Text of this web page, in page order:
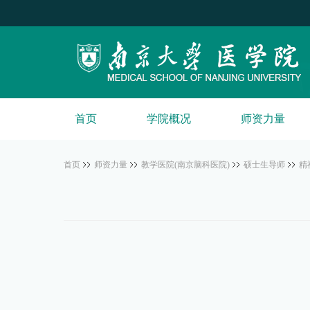
首页 学院概况 师资力量
首页 师资力量 教学医院(南京脑科医院) 硕士生导师 精